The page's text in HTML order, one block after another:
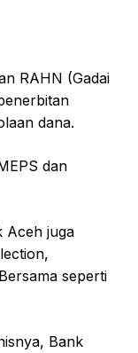
RAHN (Gadai
dana.
dan
Aceh juga
seperti
Bank